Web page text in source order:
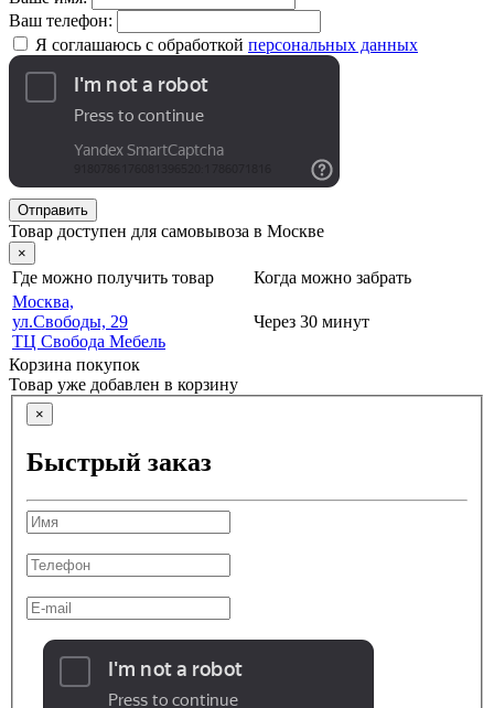
Ваш телефон:
Я соглашаюсь с обработкой персональных данных
Отправить
Товар доступен для самовывоза в Москве
×
Где можно получить товар
Когда можно забрать
Москва,
ул.Свободы, 29
ТЦ Свобода Мебель
Через 30 минут
Корзина покупок
Товар уже добавлен в корзину
×
Быстрый заказ